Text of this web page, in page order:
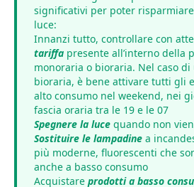
significativi per poter
luce:
Innanzi tutto, controllare con
tariffa presente all’interno della
monoraria o bioraria. Nel caso
bioraria, è bene attivare tutti gli
alto consumo nel weekend, nei
fascia oraria tra le 19 e le 07
Spegnere la luce quando non
Sostituire le lampadine a
più moderne, fluorescenti che
anche a basso consumo
Acquistare prodotti a basso